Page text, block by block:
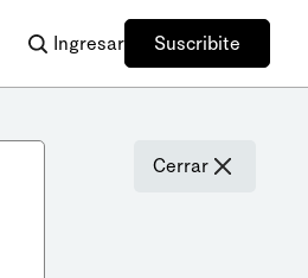
Ingresar Suscribite
Cerrar